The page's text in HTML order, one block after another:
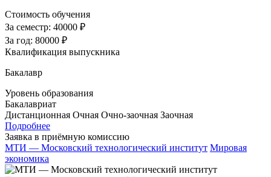
Стоимость обучения
За семестр: 40000 ₽
За год: 80000 ₽
Квалификация выпускника
Бакалавр
Уровень образования
Бакалавриат
Дистанционная Очная Очно-заочная Заочная
Подробнее
Заявка в приёмную комиссию
МТИ — Московский технологический институт Мировая
экономика